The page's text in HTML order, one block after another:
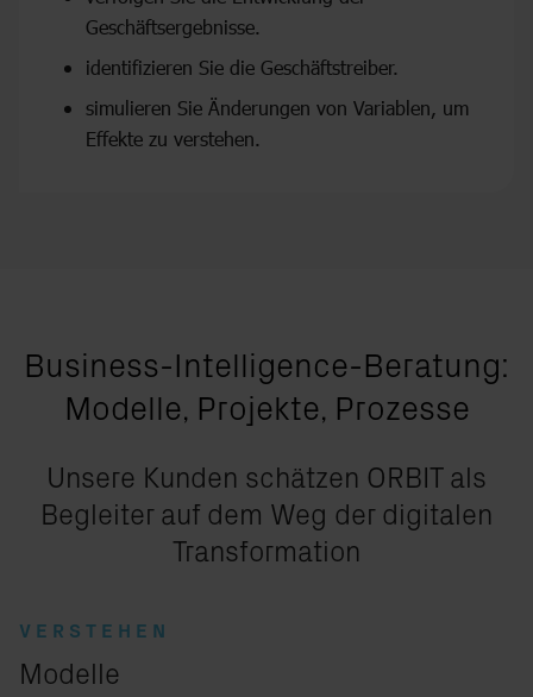
Geschäftsergebnisse.
identifizieren Sie die Geschäftstreiber.
simulieren Sie Änderungen von Variablen, um
Effekte zu verstehen.
Business-Intelligence-Beratung:
Modelle, Projekte, Prozesse
Unsere Kunden schätzen ORBIT als
Begleiter auf dem Weg der digitalen
Transformation
VERSTEHEN
Modelle